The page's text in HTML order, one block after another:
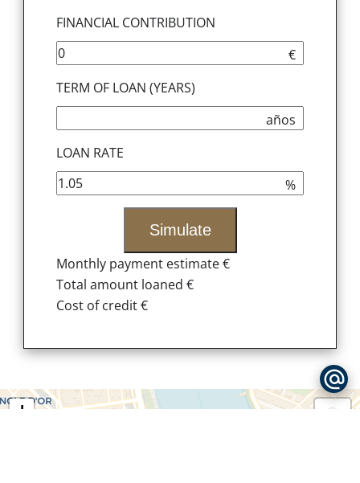
FINANCIAL CONTRIBUTION
€
TERM OF LOAN (YEARS)
años
LOAN RATE
%
Simulate
Monthly payment estimate€
Total amount loaned €
Cost of credit€
+